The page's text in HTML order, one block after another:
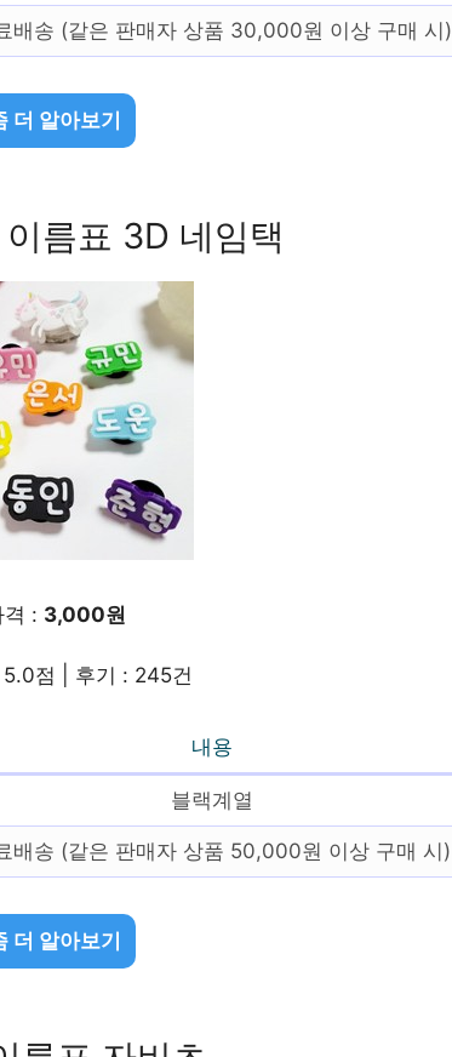
배송 (같은 판매자 상품 30,000원 이상 구매 시)
더 알아보기
름표 3D 네임택
격 : 3,000원
점 | 후기 : 245건
내용
블랙계열
배송 (같은 판매자 상품 50,000원 이상 구매 시)
더 알아보기